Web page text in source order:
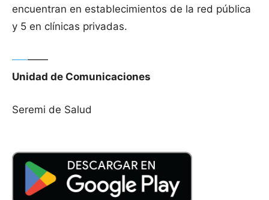
encuentran en establecimientos de la red pública
y 5 en clínicas privadas.
—–——
Unidad de Comunicaciones
Seremi de Salud